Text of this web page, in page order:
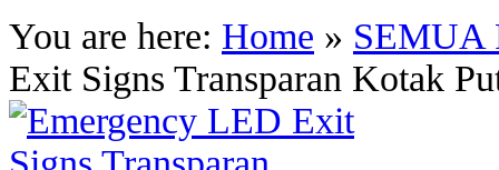
You are here: Home » SEMUA
Exit Signs Transparan Kotak